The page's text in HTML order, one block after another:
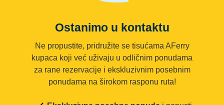
Ostanimo u kontaktu
Ne propustite, pridružite se tisućama AFerry
kupaca koji već uživaju u odličnim ponudama
za rane rezervacije i ekskluzivnim posebnim
ponudama na širokom rasponu ruta!